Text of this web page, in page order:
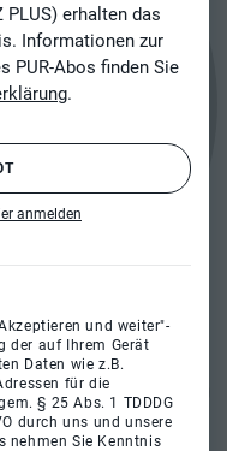
PLUS) erhalten das
Informationen zur
PUR-Abos finden Sie
.
anmelden
und weiter"-
der auf Ihrem Gerät
Daten wie z.B.
für die
§ 25 Abs. 1 TDDDG
durch uns und unsere
nehmen Sie Kenntnis